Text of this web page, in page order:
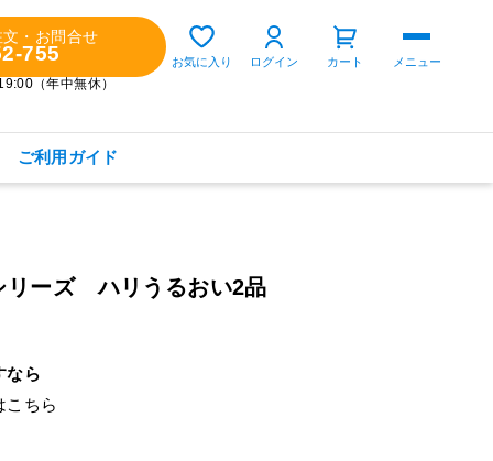
文・お問合せ
755
（年中無休）
お気に入り ログイン カート メニュー
ご利用ガイド
ゲスト 様
リーズ ハリうるおい2品
なら
こちら